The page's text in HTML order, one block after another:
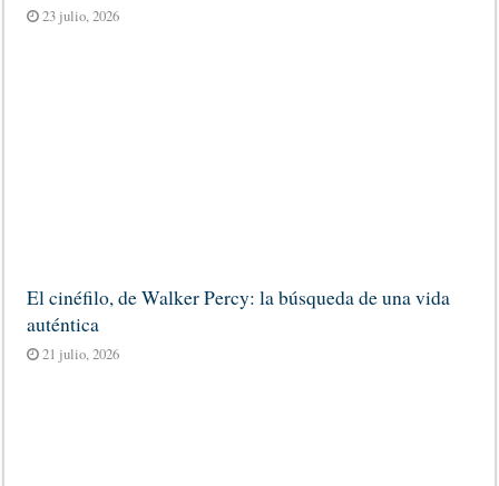
23 julio, 2026
El cinéfilo, de Walker Percy: la búsqueda de una vida
auténtica
21 julio, 2026